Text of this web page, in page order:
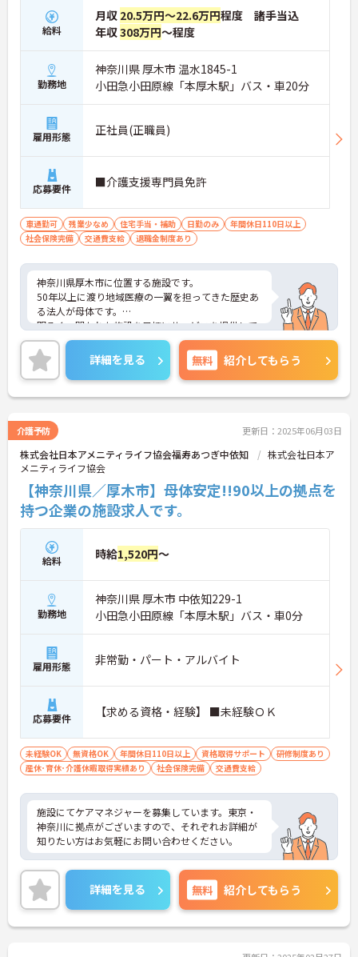
給料
月収 20.5万円～22.6万円程度 諸手当込
年収308万円～程度
勤務地
神奈川県 厚木市 温水1845-1
小田急小田原線「本厚木駅」バス・車20分
雇用形態 正社員(正職員)
応募要件 ■介護支援専門員免許
車通勤可 残業少なめ 住宅手当・補助 日勤のみ
年間休日110日以上
社会保険完備
交通費支給 退職金制度あり
神奈川県厚木市に位置する施設です。
50年以上に渡り地域医療の一翼を担ってきた歴史あ
る法人が母体です。
明るく、開かれた施設を目標にサービスを提供して
います。
ご興味のある方は是非お気軽にお問い合わせくださ
い。
詳細を見る 無料 紹介してもらう
介護予防 更新日：2025年06月03日
株式会社日本アメニティライフ協会福寿あつぎ中依知
株式会社日本ア
メニティライフ協会
【神奈川県／厚木市】母体安定!!90以上の拠点を
持つ企業の施設求人です。
給料 時給1,520円～
勤務地
神奈川県 厚木市 中依知229-1
小田急小田原線「本厚木駅」バス・車0分
雇用形態 非常勤・パート・アルバイト
応募要件 【求める資格・経験】 ■未経験ＯＫ
未経験OK 無資格OK 年間休日110日以上 資格取得サポート
研修制度あり
産休･育休･介護休暇取得実績あり
社会保険完備 交通費支給
施設にてケアマネジャーを募集しています。東京・
神奈川に拠点がございますので、それぞれお詳細が
知りたい方はお気軽にお問い合わせください。
詳細を見る 無料 紹介してもらう